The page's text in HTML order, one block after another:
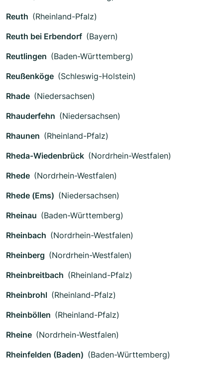
Reuth (Rheinland-Pfalz)
Reuth bei Erbendorf (Bayern)
Reutlingen (Baden-Württemberg)
Reußenköge (Schleswig-Holstein)
Rhade (Niedersachsen)
Rhauderfehn (Niedersachsen)
Rhaunen (Rheinland-Pfalz)
Rheda-Wiedenbrück (Nordrhein-Westfalen)
Rhede (Nordrhein-Westfalen)
Rhede (Ems) (Niedersachsen)
Rheinau (Baden-Württemberg)
Rheinbach (Nordrhein-Westfalen)
Rheinberg (Nordrhein-Westfalen)
Rheinbreitbach (Rheinland-Pfalz)
Rheinbrohl (Rheinland-Pfalz)
Rheinböllen (Rheinland-Pfalz)
Rheine (Nordrhein-Westfalen)
Rheinfelden (Baden) (Baden-Württemberg)